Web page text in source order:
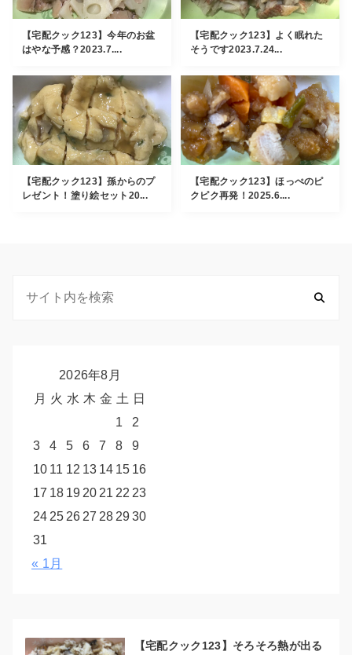
【宅配クック123】今年のお盆
はやな予感？2023.7....
【宅配クック123】よく眠れた
そうです2023.7.24...
【宅配クック123】孫からのプ
レゼント！塗り絵セット20...
【宅配クック123】ほっぺのピ
クピク再発！2025.6....
2026年8月
月 火 水 木 金 土 日
1
2
3
4 5 6 7 8
9
10 11 12 13 14 15 16
17 18 19 20 21 22 23
24 25 26 27 28 2930
31
« 1月
【宅配クック123】そろそろ熱が出る